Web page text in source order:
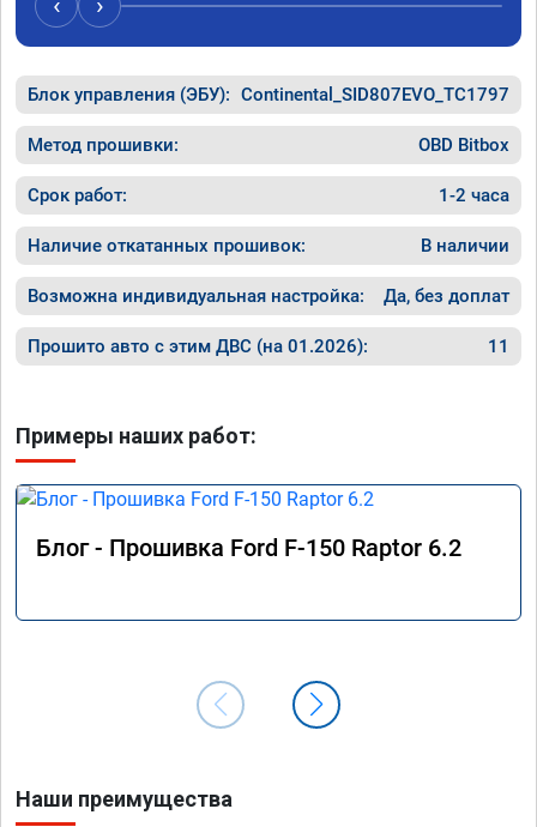
Блок управления (ЭБУ): Continental_SID807EVO_TC1797
Метод прошивки: OBD Bitbox
Срок работ: 1-2 часа
Наличие откатанных прошивок: В наличии
Возможна индивидуальная настройка: Да, без доплат
Прошито авто с этим ДВС (на 01.2026): 11
Примеры наших работ:
Блог - Прошивка Ford F-150 Raptor 6.2
Наши преимущества